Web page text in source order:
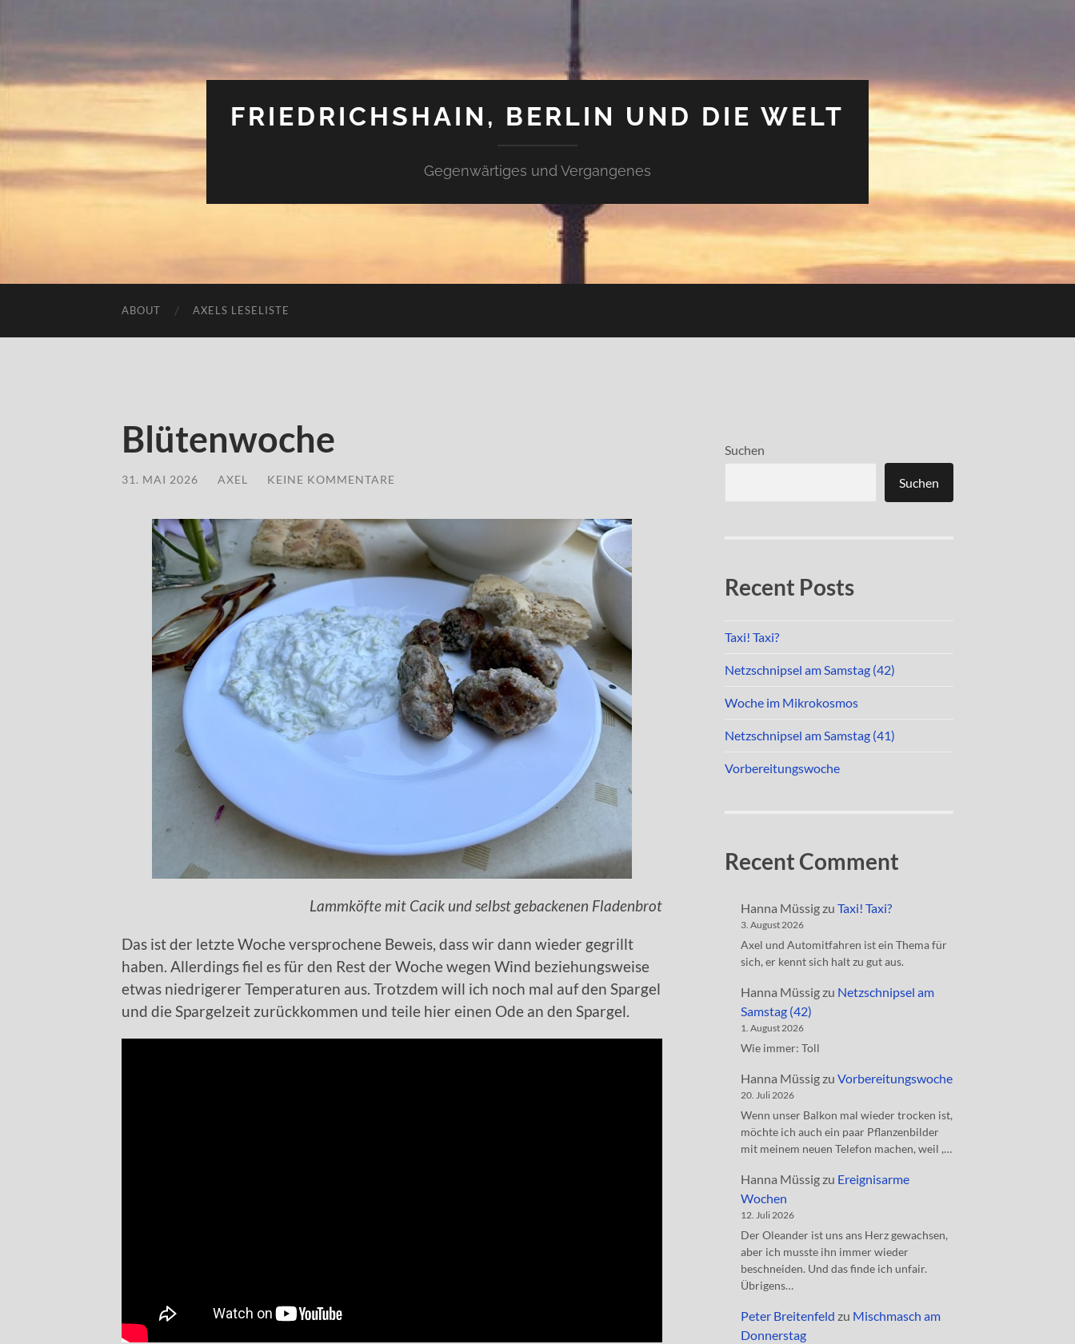
FRIEDRICHSHAIN, BERLIN UND DIE WELT
Gegenwärtiges und Vergangenes
ABOUT AXELS LESELISTE
Blütenwoche
31. MAI 2026 AXEL KEINE KOMMENTARE
Lammköfte mit Cacik und selbst gebackenen Fladenbrot
Das ist der letzte Woche versprochene Beweis, dass wir dann wieder gegrillt
haben. Allerdings fiel es für den Rest der Woche wegen Wind beziehungsweise
etwas niedrigerer Temperaturen aus. Trotzdem will ich noch mal auf den Spargel
und die Spargelzeit zurückkommen und teile hier einen Ode an den Spargel.
Suchen
Suchen
Recent Posts
Taxi! Taxi?
Netzschnipsel am Samstag (42)
Woche im Mikrokosmos
Netzschnipsel am Samstag (41)
Vorbereitungswoche
Recent Comment
Hanna Müssigzu Taxi! Taxi?
3. August 2026
Axel und Automitfahren ist ein Thema für
sich, er kennt sich halt zu gut aus.
Hanna Müssigzu Netzschnipsel am
Samstag (42)
1. August 2026
Wie immer: Toll
Hanna Müssigzu Vorbereitungswoche
20. Juli 2026
Wenn unser Balkon mal wieder trocken ist,
möchte ich auch ein paar Pflanzenbilder
mit meinem neuen Telefon machen, weil ,…
Hanna Müssigzu Ereignisarme
Wochen
12. Juli 2026
Der Oleander ist uns ans Herz gewachsen,
aber ich musste ihn immer wieder
beschneiden. Und das finde ich unfair.
Übrigens…
Peter Breitenfeld zu Mischmasch am
Donnerstag